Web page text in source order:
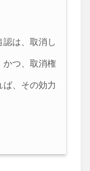
は、取消し
かつ、取消権
、その効力